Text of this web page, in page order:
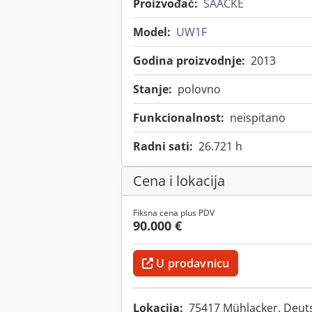
Proizvođač: SAACKE
Model: UW1F
Godina proizvodnje: 2013
Stanje: polovno
Funkcionalnost: neispitano
Radni sati: 26.721 h
Cena i lokacija
Fiksna cena plus PDV
90.000 €
U prodavnicu
Lokacija: 75417 Mühlacker,